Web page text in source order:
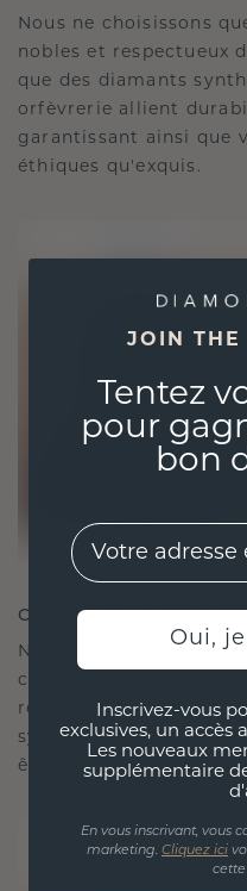
Nous ne choisissons
nobles et respectueux
que des diamants
orfèvrerie allient
garantissant ainsi que
éthiques qu'exquis.
CRÉÉ POUR LA
Notre philosophie en
créer des liens, chaque
résister à l'épreuve du
symbole d'amour et de
être portée et chérie
JOIN THE
Tentez
pour
bon
EMail
Oui,
Inscrivez-vous
exclusives, un accès
Les nouveaux
supplémentaire
En vous inscrivant, vous
marketing. Cliquez ici
cette